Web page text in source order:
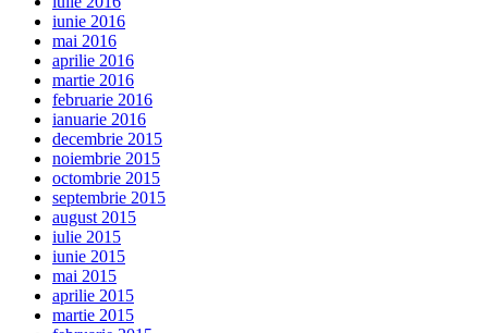
iunie 2016
mai 2016
aprilie 2016
martie 2016
februarie 2016
ianuarie 2016
decembrie 2015
noiembrie 2015
octombrie 2015
septembrie 2015
august 2015
iulie 2015
iunie 2015
mai 2015
aprilie 2015
martie 2015